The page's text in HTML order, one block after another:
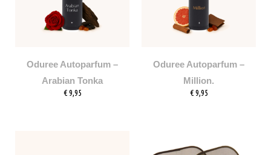
Oduree Autoparfum –
Arabian Tonka
€9,95
Oduree Autoparfum –
Million.
€9,95